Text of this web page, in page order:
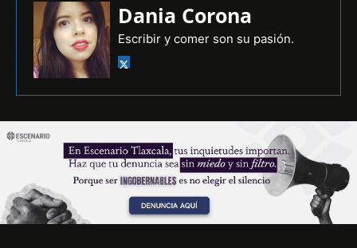
Dania Corona
Escribir y comer son su pasión.